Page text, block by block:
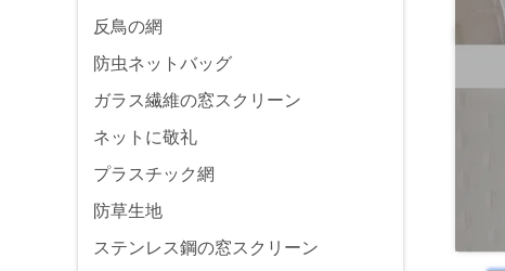
反鳥の網
防虫ネットバッグ
ガラス繊維の窓スクリーン
ネットに敬礼
プラスチック網
防草生地
ステンレス鋼の窓スクリーン